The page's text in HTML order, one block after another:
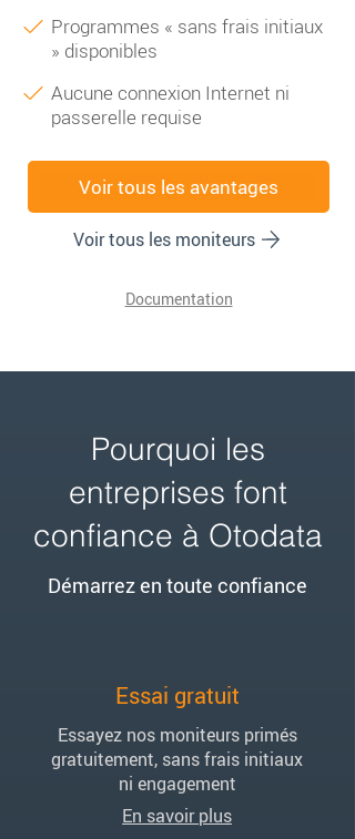
Programmes « sans frais initiaux
» disponibles
Aucune connexion Internet ni
passerelle requise
Voir tous les avantages
Voir tous les moniteurs
Documentation
Pourquoi les
entreprises font
confiance à Otodata
Démarrez en toute confiance
Essai gratuit
Essayez nos moniteurs primés
gratuitement, sans frais initiaux
ni engagement
En savoir plus